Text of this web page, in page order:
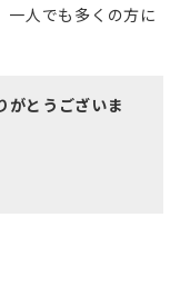
一人でも多くの方に
がとうございま